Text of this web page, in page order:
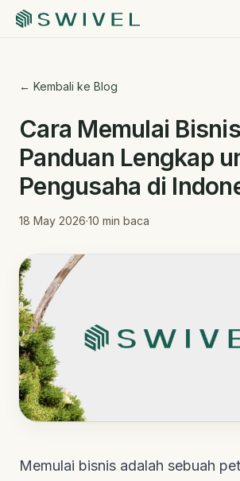
← Kembali ke Blog
Cara Memulai
Panduan Lengkap
Pengusaha di
18 May 2026·10 min baca
Memulai bisnis adalah sebuah